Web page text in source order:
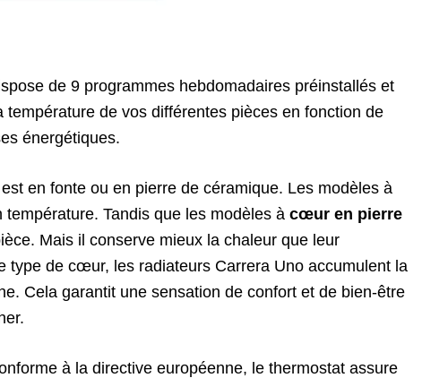
de 9 programmes hebdomadaires préinstallés et
de vos différentes pièces en fonction de
énergétiques.
en fonte ou en pierre de céramique. Les modèles à
Tandis que les modèles à cœur en pierre
Mais il conserve mieux la chaleur que leur
de cœur, les radiateurs Carrera Uno accumulent la
Cela garantit une sensation de confort et de bien-être
à la directive européenne, le thermostat assure